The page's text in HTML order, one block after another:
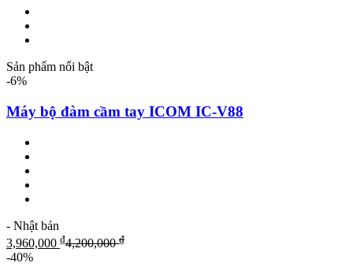
Sản phẩm nổi bật
-6%
Máy bộ đàm cầm tay ICOM IC-V88
- Nhật bản
3,960,000 ₫4,200,000₫
-40%